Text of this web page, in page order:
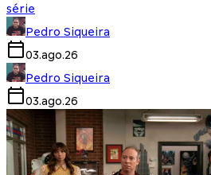
série
Pedro Siqueira
03.ago.26
Pedro Siqueira
03.ago.26